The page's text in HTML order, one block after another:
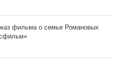
фильма о семье Романовых